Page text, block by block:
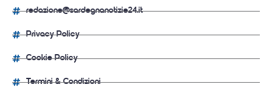
redazione@sardegnanotizie24.it
Privacy Policy
Cookie Policy
Termini & Condizioni